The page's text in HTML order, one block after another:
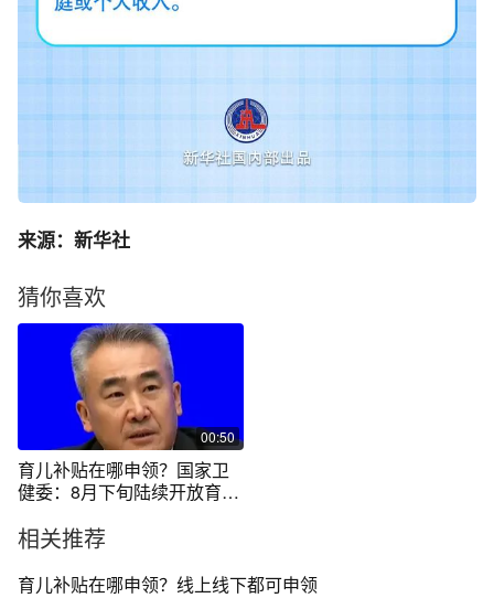
来源：新华社
猜你喜欢
00:50
育儿补贴在哪申领？国家卫
健委：8月下旬陆续开放育儿
开通申领入口。（视频来
源：央视新闻频道）
相关推荐
育儿补贴在哪申领？线上线下都可申领